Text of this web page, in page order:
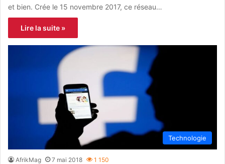
et bien. Crée le 15 novembre 2017, ce réseau…
Lire la suite »
Technologie
AfrikMag 7 mai 2018 1 150